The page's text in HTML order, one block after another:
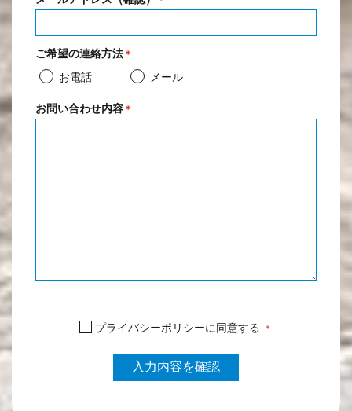
ご希望の連絡方法 ＊
お電話 メール
お問い合わせ内容 ＊
プライバシーポリシーに同意する ＊